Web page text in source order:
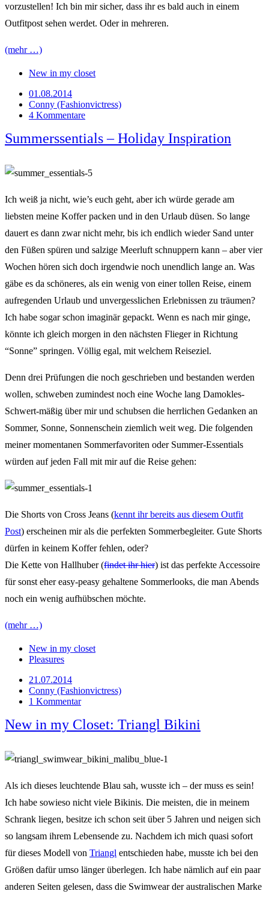
vorzustellen! Ich bin mir sicher, dass ihr es bald auch in einem
Outfitpost sehen werdet. Oder in mehreren.
(mehr …)
New in my closet
01.08.2014
Conny (Fashionvictress)
4 Kommentare
Summerssentials – Holiday Inspiration
Ich weiß ja nicht, wie’s euch geht, aber ich würde gerade am
liebsten meine Koffer packen und in den Urlaub düsen. So lange
dauert es dann zwar nicht mehr, bis ich endlich wieder Sand unter
den Füßen spüren und salzige Meerluft schnuppern kann – aber vier
Wochen hören sich doch irgendwie noch unendlich lange an. Was
gäbe es da schöneres, als ein wenig von einer tollen Reise, einem
aufregenden Urlaub und unvergesslichen Erlebnissen zu träumen?
Ich habe sogar schon imaginär gepackt. Wenn es nach mir ginge,
könnte ich gleich morgen in den nächsten Flieger in Richtung
“Sonne” springen. Völlig egal, mit welchem Reiseziel.
Denn drei Prüfungen die noch geschrieben und bestanden werden
wollen, schweben zumindest noch eine Woche lang Damokles-
Schwert-mäßig über mir und schubsen die herrlichen Gedanken an
Sommer, Sonne, Sonnenschein ziemlich weit weg. Die folgenden
meiner momentanen Sommerfavoriten oder Summer-Essentials
würden auf jeden Fall mit mir auf die Reise gehen:
Die Shorts von Cross Jeans (kennt ihr bereits aus diesem Outfit
Post) erscheinen mir als die perfekten Sommerbegleiter. Gute Shorts
dürfen in keinem Koffer fehlen, oder?
Die Kette von Hallhuber (findet ihr hier) ist das perfekte Accessoire
für sonst eher easy-peasy gehaltene Sommerlooks, die man Abends
noch ein wenig aufhübschen möchte.
(mehr …)
New in my closet
Pleasures
21.07.2014
Conny (Fashionvictress)
1 Kommentar
New in my Closet: Triangl Bikini
Als ich dieses leuchtende Blau sah, wusste ich – der muss es sein!
Ich habe sowieso nicht viele Bikinis. Die meisten, die in meinem
Schrank liegen, besitze ich schon seit über 5 Jahren und neigen sich
so langsam ihrem Lebensende zu. Nachdem ich mich quasi sofort
für dieses Modell von Triangl entschieden habe, musste ich bei den
Größen dafür umso länger überlegen. Ich habe nämlich auf ein paar
anderen Seiten gelesen, dass die Swimwear der australischen Marke